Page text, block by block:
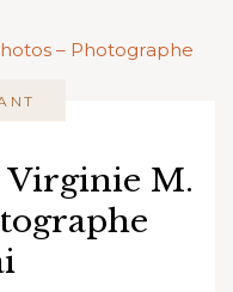
Virginie M.